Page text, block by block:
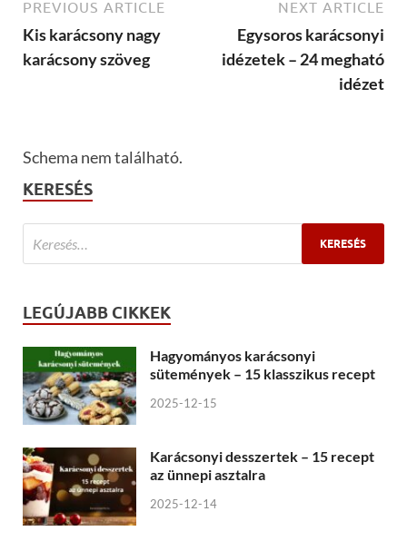
PREVIOUS ARTICLE
Kis karácsony nagy
karácsony szöveg
NEXT ARTICLE
Egysoros karácsonyi
idézetek – 24 megható
idézet
Schema nem található.
KERESÉS
LEGÚJABB CIKKEK
Hagyományos karácsonyi
sütemények – 15 klasszikus recept
2025-12-15
Karácsonyi desszertek – 15 recept
az ünnepi asztalra
2025-12-14